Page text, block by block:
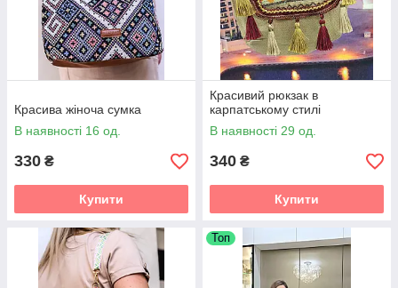
Красива жіноча сумка
В наявності 16 од.
330 ₴
Купити
Красивий рюкзак в
карпатському стилі
В наявності 29 од.
340 ₴
Купити
Топ